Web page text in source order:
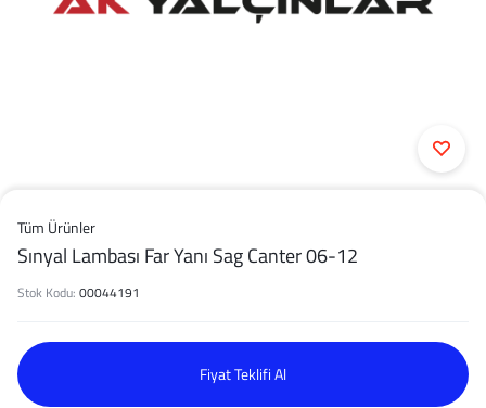
Tüm Ürünler
Sınyal Lambası Far Yanı Sag Canter 06-12
Stok Kodu: 00044191
Fiyat Teklifi Al